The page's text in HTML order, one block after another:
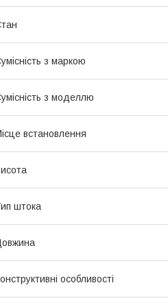
з маркою
з моделлю
встановлення
штока
особливості